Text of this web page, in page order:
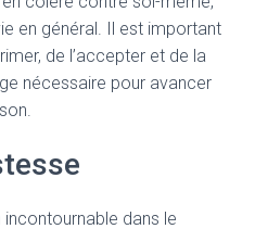
en général. Il est important
de l’accepter et de la
nécessaire pour avancer
dans le